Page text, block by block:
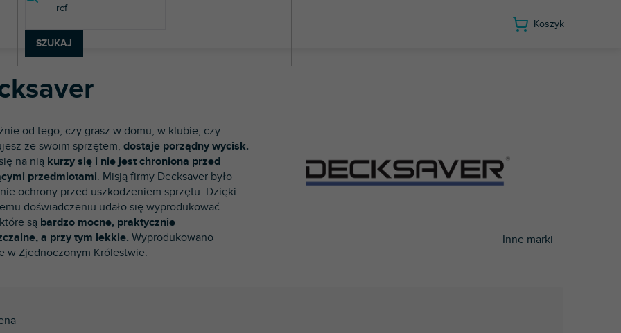
SZUKAJ
Koszyk
od tego, czy grasz w domu, w klubie, czy
ze swoim sprzętem, dostaje porządny wycisk.
na nią kurzy się i nie jest chroniona przed
przedmiotami. Misją firmy Decksaver było
ochrony przed uszkodzeniem sprzętu. Dzięki
doświadczeniu udało się wyprodukować
są bardzo mocne, praktycznie
a przy tym lekkie. Wyprodukowano
w Zjednoczonym Królestwie.
Inne marki